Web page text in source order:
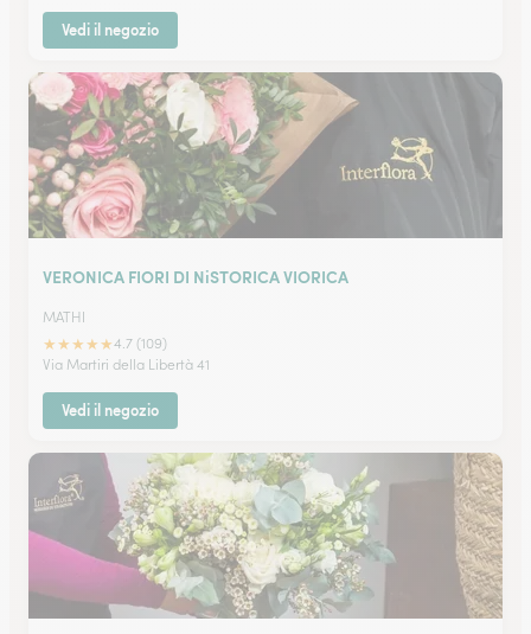
Vedi il negozio
VERONICA FIORI DI NiSTORICA VIORICA
MATHI
★★★★★4.7 (109)
Via Martiri della Libertà 41
Vedi il negozio